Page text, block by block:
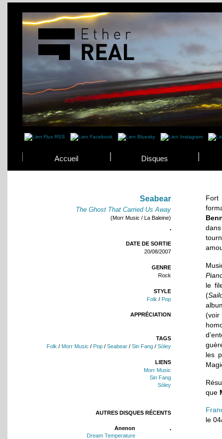
Accueil Disques
Seabear
The Ghost That Carried Us Away
(Morr Music / La Baleine)
DATE DE SORTIE
20/08/2007
GENRE
Rock
STYLE
Folk / Pop
APPRÉCIATION
TAGS
Folk / Morr Music / Pop / Seabear / Sin Fang / Sóley
LIENS
Morr Music
Sin Fang
Sóley
AUTRES DISQUES RÉCENTS
Anenon
Dream Temperature
le
(
(voir
les
que
le